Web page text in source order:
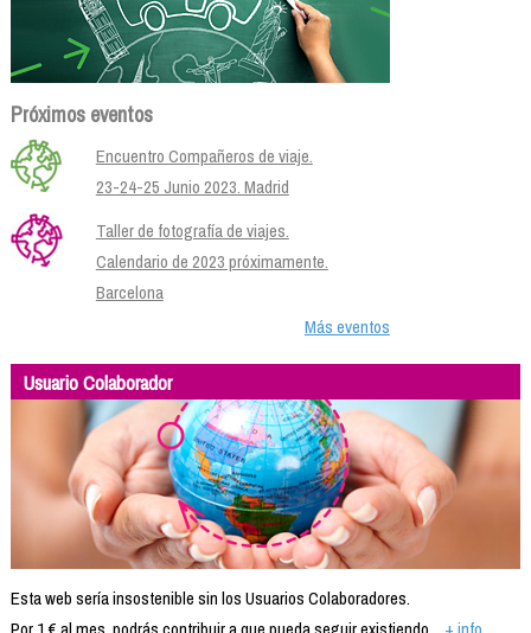
Próximos eventos
Encuentro Compañeros de viaje.
23-24-25 Junio 2023. Madrid
Taller de fotografía de viajes.
Calendario de 2023 próximamente.
Barcelona
Más eventos
Usuario Colaborador
Esta web sería insostenible sin los Usuarios Colaboradores.